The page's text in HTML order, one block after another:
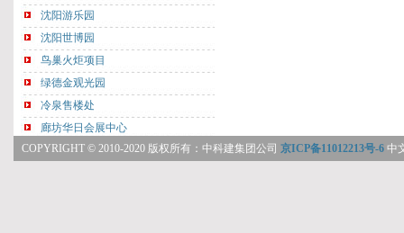
COPYRIGHT © 2010-2020 版权所有：中科建集团公司 京ICP备11012213号-6 中